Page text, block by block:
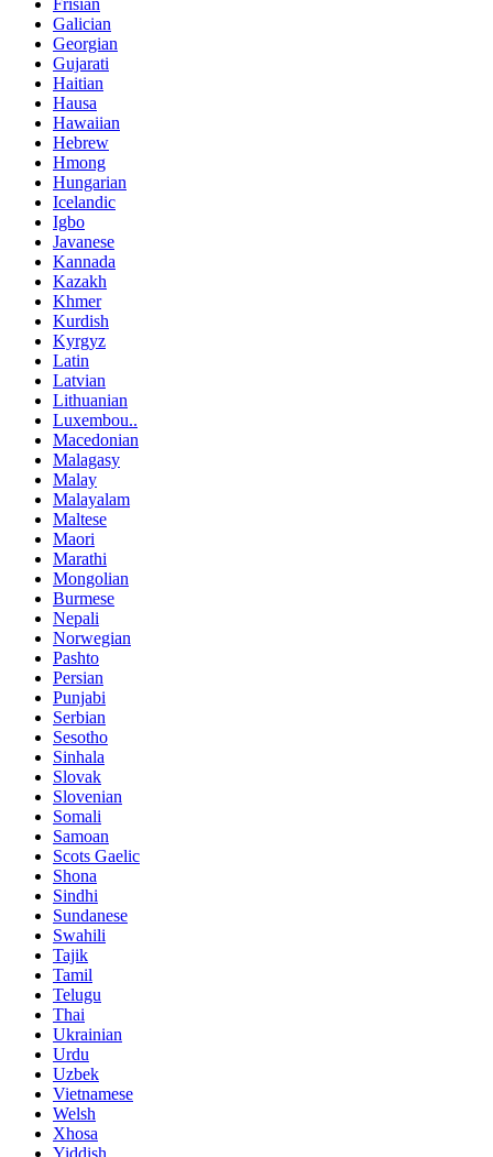
Frisian
Galician
Georgian
Gujarati
Haitian
Hausa
Hawaiian
Hebrew
Hmong
Hungarian
Icelandic
Igbo
Javanese
Kannada
Kazakh
Khmer
Kurdish
Kyrgyz
Latin
Latvian
Lithuanian
Luxembou..
Macedonian
Malagasy
Malay
Malayalam
Maltese
Maori
Marathi
Mongolian
Burmese
Nepali
Norwegian
Pashto
Persian
Punjabi
Serbian
Sesotho
Sinhala
Slovak
Slovenian
Somali
Samoan
Scots Gaelic
Shona
Sindhi
Sundanese
Swahili
Tajik
Tamil
Telugu
Thai
Ukrainian
Urdu
Uzbek
Vietnamese
Welsh
Xhosa
Yiddish